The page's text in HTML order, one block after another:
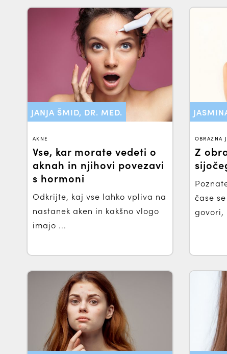
JANJA ŠMID, DR. MED.
AKNE
Vse, kar morate vedeti o
aknah in njihovi povezavi
s hormoni
Odkrijte, kaj vse lahko vpliva na
nastanek aken in kakšno vlogo
imajo ...
OBRAZNA
Z
čase
govori,